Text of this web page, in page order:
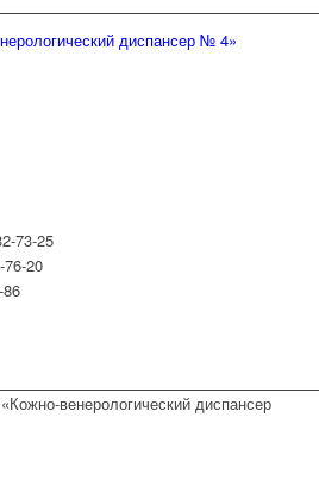
73-25
20
венерологический диспансер